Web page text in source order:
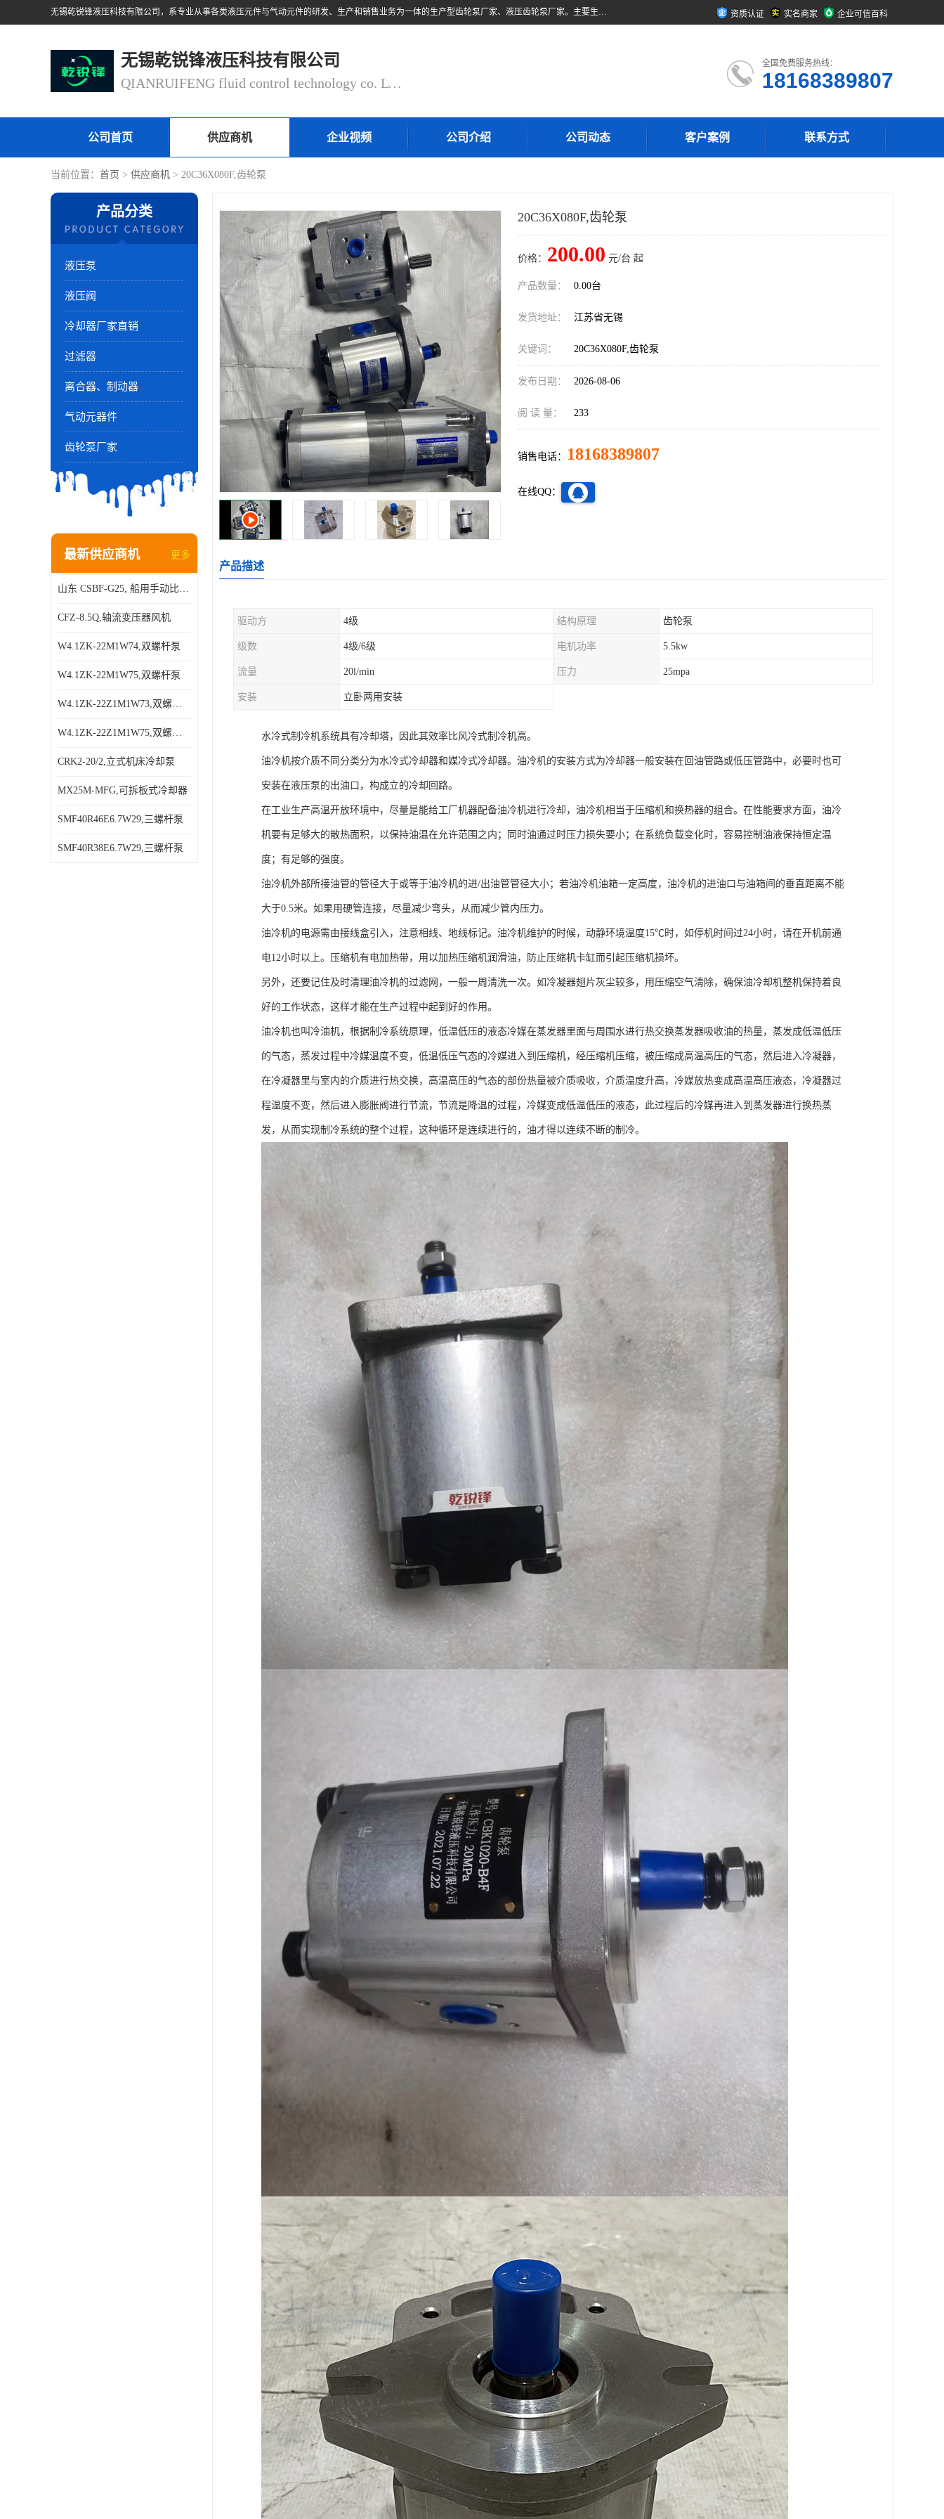
无锡乾锐锋液压科技有限公司，系专业从事各类液压元件与气动元件的研发、生产和销售业务为一体的生产型齿轮泵厂家、液压齿轮泵厂家。主要生产销售风冷式冷却器、液压油风冷却器，冷却器厂家直销、齿轮泵型号、齿轮泵厂家排名详情可来电咨询！ 资质认证 实名商家 企业可信百科
无锡乾锐锋液压科技有限公司
QIANRUIFENG fluid control technology co. LTD
全国免费服务热线：
18168389807
公司首页 供应商机 企业视频 公司介绍 公司动态 客户案例 联系方式
当前位置： 首页 > 供应商机 > 20C36X080F,齿轮泵
产品分类
液压泵
液压阀
冷却器厂家直销
过滤器
离合器、制动器
气动元器件
齿轮泵厂家
最新供应商机 更多
山东 CSBF-G25, 船用手动比例流量方向复合阀
CFZ-8.5Q,轴流变压器风机
W4.1ZK-22M1W74,双螺杆泵
W4.1ZK-22M1W75,双螺杆泵
W4.1ZK-22Z1M1W73,双螺杆泵
W4.1ZK-22Z1M1W75,双螺杆泵
CRK2-20/2,立式机床冷却泵
MX25M-MFG,可拆板式冷却器
SMF40R46E6.7W29,三螺杆泵
SMF40R38E6.7W29,三螺杆泵
20C36X080F,齿轮泵
价格： 200.00 元/台 起
产品数量： 0.00台
发货地址： 江苏省无锡
关键词： 20C36X080F,齿轮泵
发布日期： 2026-08-06
阅 读 量： 233
销售电话： 18168389807
在线QQ：
产品描述
驱动方 4级 结构原理 齿轮泵
级数 4级/6级 电机功率 5.5kw
流量 20l/min 压力 25mpa
安装 立卧两用安装
水冷式制冷机系统具有冷却塔，因此其效率比风冷式制冷机高。
油冷机按介质不同分类分为水冷式冷却器和媒冷式冷却器。油冷机的安装方式为冷却器一般安装在回油管路或低压管路中，必要时也可
安装在液压泵的出油口，构成立的冷却回路。
在工业生产高温开放环境中，尽量是能给工厂机器配备油冷机进行冷却，油冷机相当于压缩机和换热器的组合。在性能要求方面，油冷
机要有足够大的散热面积，以保持油温在允许范围之内；同时油通过时压力损失要小；在系统负载变化时，容易控制油液保持恒定温
度；有足够的强度。
油冷机外部所接油管的管径大于或等于油冷机的进/出油管管径大小；若油冷机油箱一定高度，油冷机的进油口与油箱间的垂直距离不能
大于0.5米。如果用硬管连接，尽量减少弯头，从而减少管内压力。
油冷机的电源需由接线盒引入，注意相线、地线标记。油冷机维护的时候，动静环境温度15℃时，如停机时间过24小时，请在开机前通
电12小时以上。压缩机有电加热带，用以加热压缩机润滑油，防止压缩机卡缸而引起压缩机损坏。
另外，还要记住及时淸理油冷机的过滤网，一般一周淸洗一次。如冷凝器翅片灰尘较多，用压缩空气淸除，确保油冷却机整机保持着良
好的工作状态，这样才能在生产过程中起到好的作用。
油冷机也叫冷油机，根据制冷系统原理，低温低压的液态冷媒在蒸发器里面与周围水进行热交换蒸发器吸收油的热量，蒸发成低温低压
的气态，蒸发过程中冷媒温度不变，低温低压气态的冷媒进入到压缩机，经压缩机压缩，被压缩成高温高压的气态，然后进入冷凝器，
在冷凝器里与室内的介质进行热交换，高温高压的气态的部份热量被介质吸收，介质温度升高，冷媒放热变成高温高压液态，冷凝器过
程温度不变，然后进入膨胀阀进行节流，节流是降温的过程，冷媒变成低温低压的液态，此过程后的冷媒再进入到蒸发器进行换热蒸
发，从而实现制冷系统的整个过程，这种循环是连续进行的，油才得以连续不断的制冷。